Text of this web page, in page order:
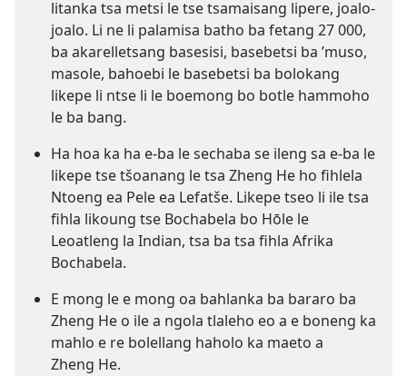
litanka tsa metsi le tse tsamaisang lipere, joalo-
joalo. Li ne li palamisa batho ba fetang 27 000,
ba akarelletsang basesisi, basebetsi ba ’muso,
masole, bahoebi le basebetsi ba bolokang
likepe li ntse li le boemong bo botle hammoho
le ba bang.
Ha hoa ka ha e-ba le sechaba se ileng sa e-ba le
likepe tse tšoanang le tsa Zheng He ho fihlela
Ntoeng ea Pele ea Lefatše. Likepe tseo li ile tsa
fihla likoung tse Bochabela bo Hōle le
Leoatleng la Indian, tsa ba tsa fihla Afrika
Bochabela.
E mong le e mong oa bahlanka ba bararo ba
Zheng He o ile a ngola tlaleho eo a e boneng ka
mahlo e re bolellang haholo ka maeto a
Zheng He.